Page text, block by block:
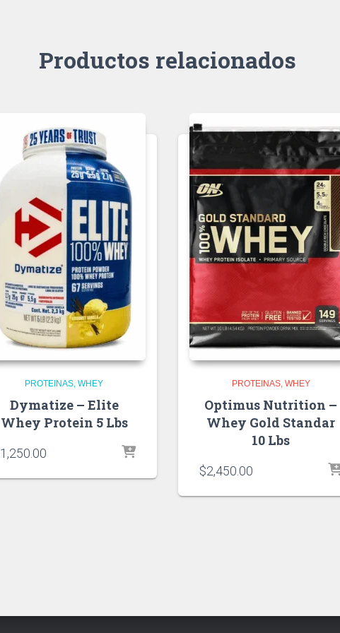
Productos relacionados
PROTEINAS WHEY
Dymatize – Elite
Whey Protein 5 Lbs
1,250.00
PROTEINAS WHEY
Optimus Nutrition –
Whey Gold Standar
10 Lbs
$2,450.00